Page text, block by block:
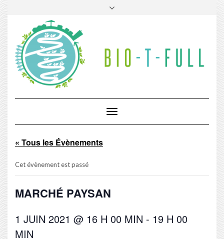
Toggle
Navigation
« Tous les Évènements
Cet évènement est passé
MARCHÉ PAYSAN
1 JUIN 2021 @ 16 H 00 MIN - 19 H 00
MIN